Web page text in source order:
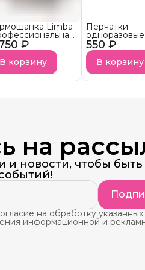
₽
Limba
и
HEATING
В корзину
550 ₽
Перчатки
одноразовые
нитриловые
Фиалка
В корзину
на
новости, чтобы быть
на обработку указанных
информационной и